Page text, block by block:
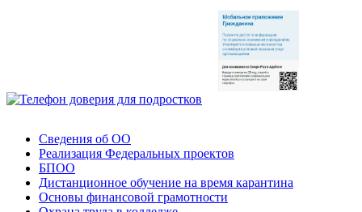
Сведения об ОО
Реализация Федеральных проектов
БПОО
Дистанционное обучение на время карантина
Основы финансовой грамотности